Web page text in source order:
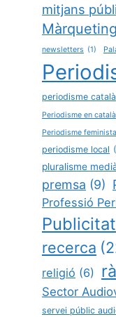
mitjans
Màrqueting
newsletters (1)
periodisme català
Periodisme en català
Periodisme feminista
periodisme local
pluralisme
premsa (9)
Professió
Publicitat
recerca
religió (6)
Sector
servei públic